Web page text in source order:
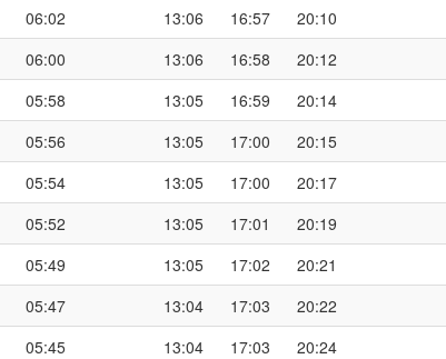
06:02 13:06 16:57 20:10
06:00 13:06 16:58 20:12
05:58 13:05 16:59 20:14
05:56 13:05 17:00 20:15
05:54 13:05 17:00 20:17
05:52 13:05 17:01 20:19
05:49 13:05 17:02 20:21
05:47 13:04 17:03 20:22
05:45 13:04 17:03 20:24